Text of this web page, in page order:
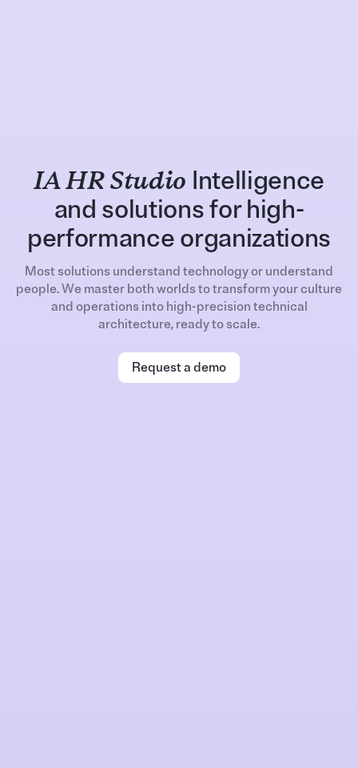
IA HR Studio Intelligence
and solutions for high-
performance organizations
Most solutions understand technology or understand
people. We master both worlds to transform your culture
and operations into high-precision technical
architecture, ready to scale.
Request a demo